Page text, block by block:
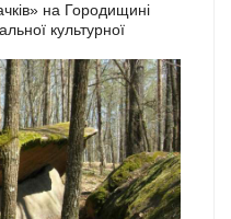
на Городищині
культурної